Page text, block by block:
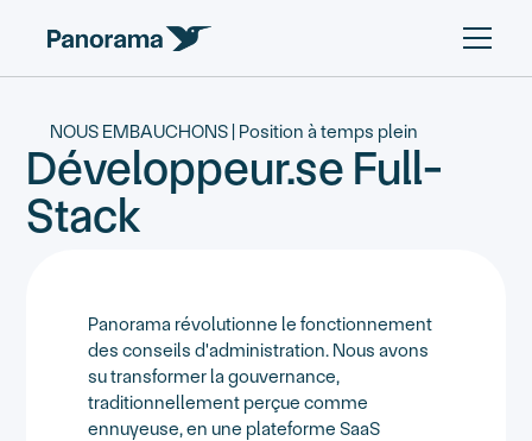
NOUS EMBAUCHONS | Position à temps plein
Développeur.se Full-
Stack
Panorama révolutionne le fonctionnement
des conseils d'administration. Nous avons
su transformer la gouvernance,
traditionnellement perçue comme
ennuyeuse, en une plateforme SaaS